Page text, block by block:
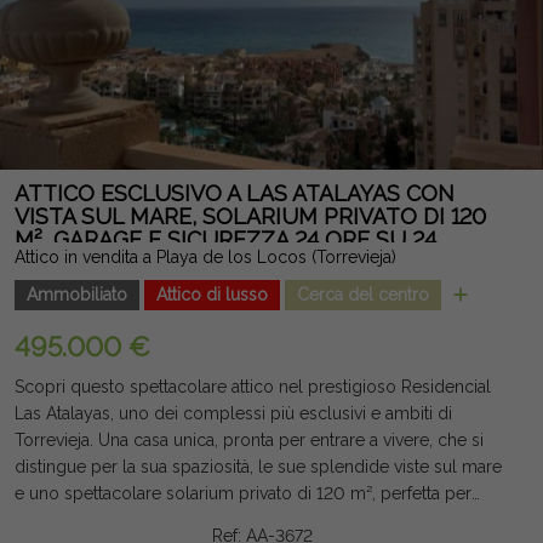
investimento in una delle zone più ambite di Torrevieja. Nota
legale: Tasse e costi non inclusi. Le informazioni fornite sono
indicative e non vincolanti dal punto di vista legale, e possono
contenere errori.
ATTICO ESCLUSIVO A LAS ATALAYAS CON
VISTA SUL MARE, SOLARIUM PRIVATO DI 120
M², GARAGE E SICUREZZA 24 ORE SU 24
Attico in vendita a Playa de los Locos (Torrevieja)
Ammobiliato
Attico di lusso Cerca del centro
495.000 €
Scopri questo spettacolare attico nel prestigioso Residencial
Las Atalayas, uno dei complessi più esclusivi e ambiti di
Torrevieja. Una casa unica, pronta per entrare a vivere, che si
distingue per la sua spaziosità, le sue splendide viste sul mare
e uno spettacolare solarium privato di 120 m², perfetta per
Ref: AA-3672